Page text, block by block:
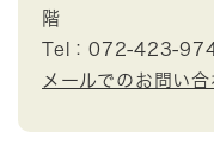
階
Tel：072-423-
メールでのお問い